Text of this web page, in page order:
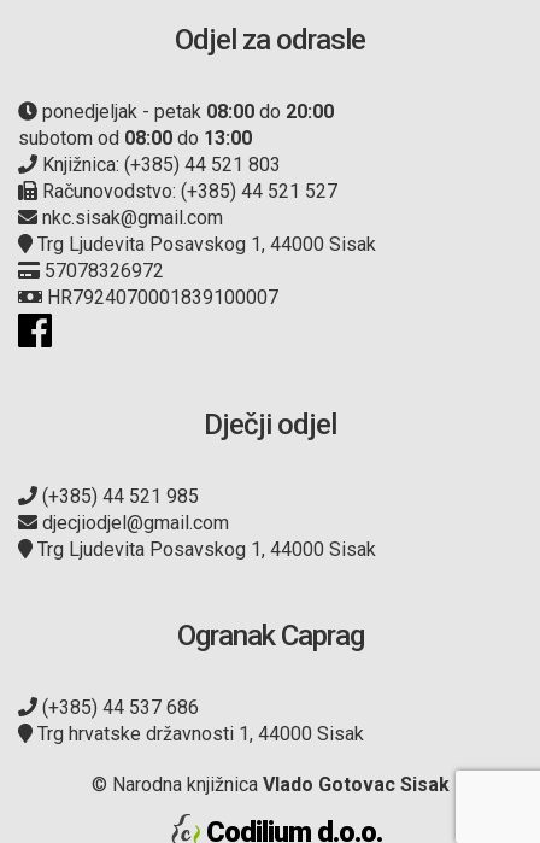
Odjel za odrasle
ponedjeljak - petak 08:00 do 20:00
subotom od 08:00 do 13:00
Knjižnica: (+385) 44 521 803
Računovodstvo: (+385) 44 521 527
nkc.sisak@gmail.com
Trg Ljudevita Posavskog 1, 44000 Sisak
57078326972
HR7924070001839100007
Dječji odjel
(+385) 44 521 985
djecjiodjel@gmail.com
Trg Ljudevita Posavskog 1, 44000 Sisak
Ogranak Caprag
(+385) 44 537 686
Trg hrvatske državnosti 1, 44000 Sisak
© Narodna knjižnica Vlado Gotovac Sisak
Codilium d.o.o.